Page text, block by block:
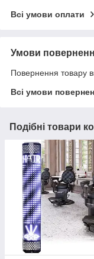
Всі умови оплати
Умови
Повернення товару
Всі умови
Подібні товари